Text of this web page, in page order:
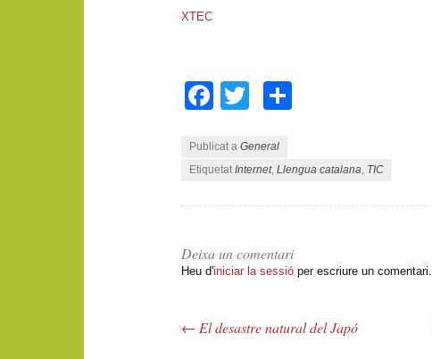
XTEC
Facebook
Twitter
Publicat aGeneral
EtiquetatInternet,Llengua catalana TIC
Deixa un comentari
Heu d'iniciar la sessió per escriure un comentari.
Navegació pels articles
← El desastre natural del Japó